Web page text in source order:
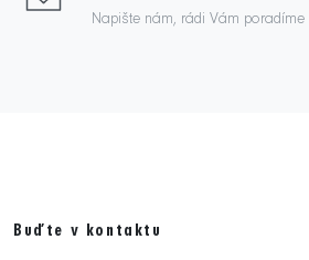
Napište nám, rádi Vám poradíme
Buďte v kontaktu